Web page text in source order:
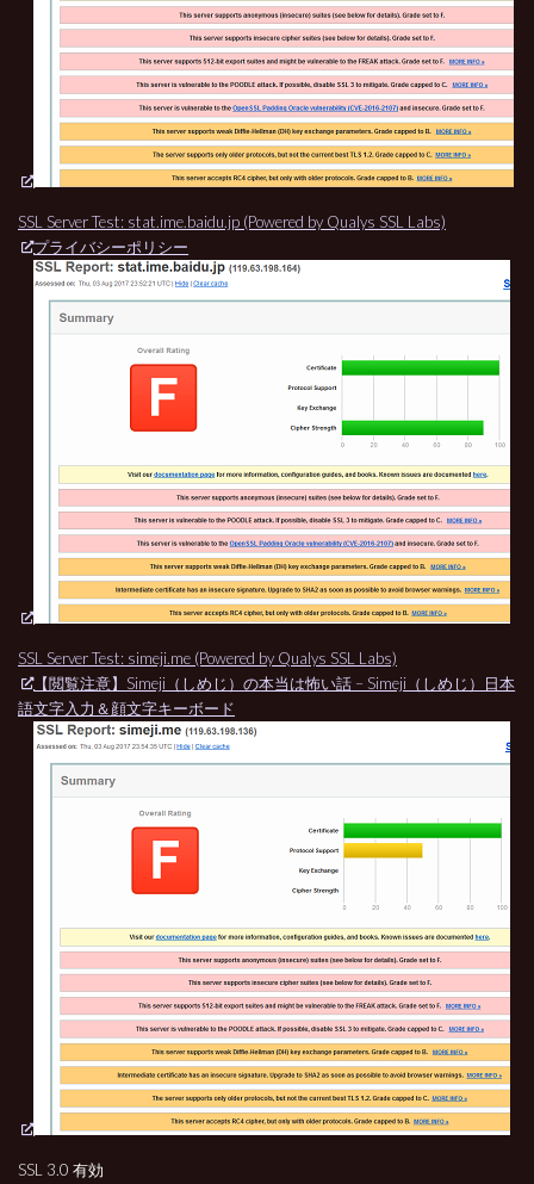
SSL Server Test: stat.ime.baidu.jp (Powered by Qualys SSL Labs)
プライバシーポリシー
SSL Server Test: simeji.me (Powered by Qualys SSL Labs)
【閲覧注意】Simeji（しめじ）の本当は怖い話 – Simeji（しめじ）日本
語文字入力＆顔文字キーボード
SSL 3.0 有効